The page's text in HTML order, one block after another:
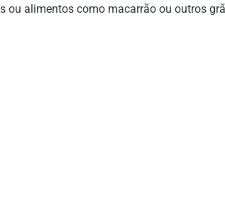
alimentos como macarrão ou outros